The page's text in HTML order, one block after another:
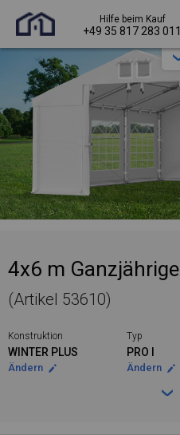
Hilfe beim Kauf
+49 35 817 283 011
4x6 m
(Artikel 53610)
Konstruktion
WINTER PLUS
Ändern
Typ
PRO I
Ändern